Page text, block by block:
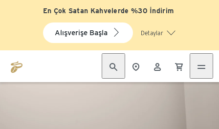
En Çok Satan Kahvelerde %30 İndirim
Alışverişe Başla Detaylar